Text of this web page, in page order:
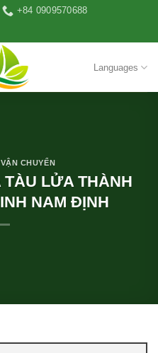
+84 0909570688
Languages
VẬN CHUYỂN
LỬA THÀNH
NAM ĐỊNH